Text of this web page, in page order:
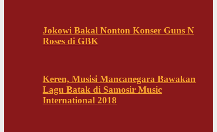
Jokowi Bakal Nonton Konser Guns N
Roses di GBK
Keren, Musisi Mancanegara Bawakan
Lagu Batak di Samosir Music
International 2018